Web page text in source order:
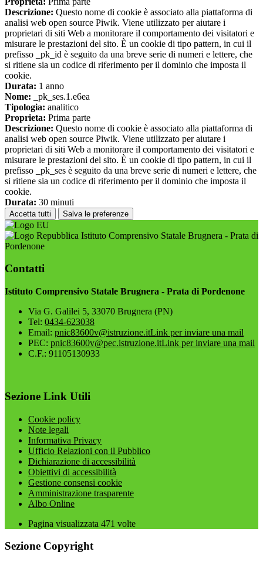
Descrizione: Questo nome di cookie è associato alla piattaforma di
analisi web open source Piwik. Viene utilizzato per aiutare i
proprietari di siti Web a monitorare il comportamento dei visitatori e
misurare le prestazioni del sito. È un cookie di tipo pattern, in cui il
prefisso _pk_id è seguito da una breve serie di numeri e lettere, che
si ritiene sia un codice di riferimento per il dominio che imposta il
cookie.
Durata: 1 anno
Nome: _pk_ses.1.e6ea
Tipologia: analitico
Proprieta: Prima parte
Descrizione: Questo nome di cookie è associato alla piattaforma di
analisi web open source Piwik. Viene utilizzato per aiutare i
proprietari di siti Web a monitorare il comportamento dei visitatori e
misurare le prestazioni del sito. È un cookie di tipo pattern, in cui il
prefisso _pk_ses è seguito da una breve serie di numeri e lettere, che
si ritiene sia un codice di riferimento per il dominio che imposta il
cookie.
Durata: 30 minuti
Accetta tutti Salva le preferenze
Istituto Comprensivo Statale Brugnera - Prata di
Pordenone
Contatti
Istituto Comprensivo Statale Brugnera - Prata di Pordenone
Via G. Galilei 5, 33070 Brugnera (PN)
Tel: 0434-623038
Email: pnic83600v@istruzione.itLink per inviare una mail
PEC: pnic83600v@pec.istruzione.itLink per inviare una mail
C.F.: 91105130933
Sezione Link Utili
Cookie policy
Note legali
Informativa Privacy
Ufficio Relazioni con il Pubblico
Dichiarazione di accessibilità
Obiettivi di accessibilità
Gestione consensi cookie
Amministrazione trasparente
Albo Online
Pagina visualizzata 471 volte
Sezione Copyright